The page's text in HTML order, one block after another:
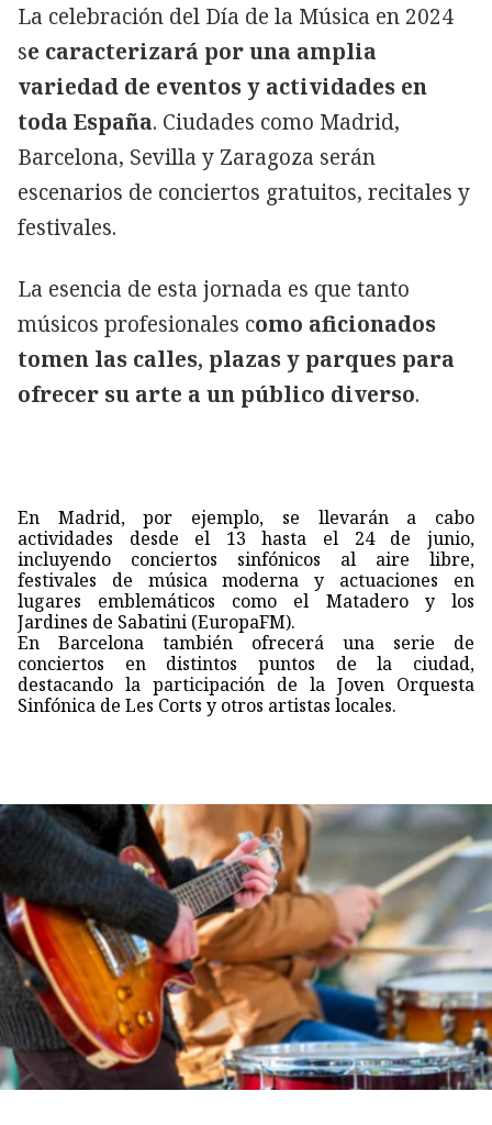
La celebración del Día de la Música en 2024
se caracterizará por una amplia
variedad de eventos y actividades en
toda España. Ciudades como Madrid,
Barcelona, Sevilla y Zaragoza serán
escenarios de conciertos gratuitos, recitales y
festivales.
La esencia de esta jornada es que tanto
músicos profesionales como aficionados
tomen las calles, plazas y parques para
ofrecer su arte a un público diverso.
En Madrid, por ejemplo, se llevarán a cabo
actividades desde el 13 hasta el 24 de junio,
incluyendo conciertos sinfónicos al aire libre,
festivales de música moderna y actuaciones en
lugares emblemáticos como el Matadero y los
Jardines de Sabatini (EuropaFM).
En Barcelona también ofrecerá una serie de
conciertos en distintos puntos de la ciudad,
destacando la participación de la Joven Orquesta
Sinfónica de Les Corts y otros artistas locales.